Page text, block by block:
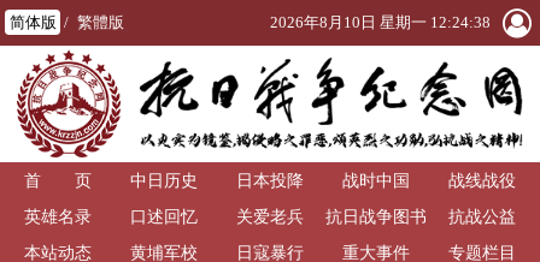
简体版 / 繁體版 2026年8月10日 星期一 12:24:38
首 页 中日历史 日本投降 战时中国
战线战役
英雄名录
口述回忆 关爱老兵
抗日战争图书
馆
抗战公益
本站动态
黄埔军校 日寇暴行 重大事件
专题栏目